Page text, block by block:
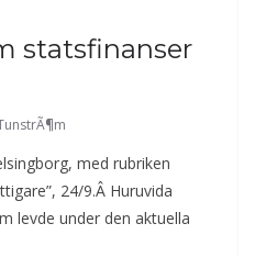
statsfinanser
med rubriken
24/9.Â Huruvida
levde under den aktuella